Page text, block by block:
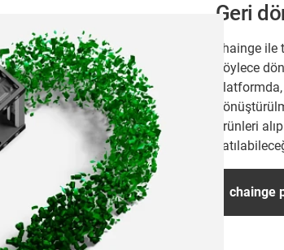
Geri
chainge
böylece
ürünleri
chainge